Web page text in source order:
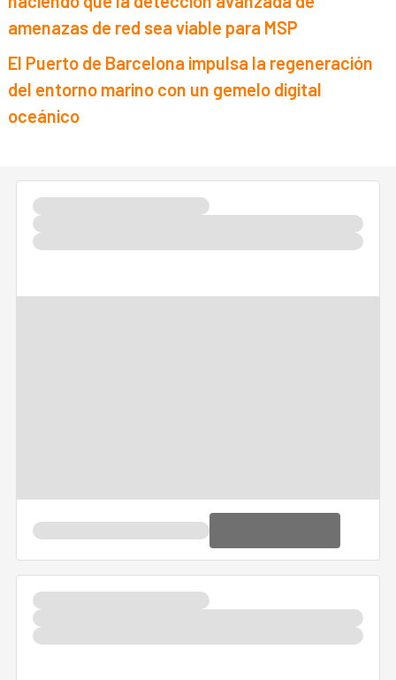
amenazas de red sea viable para MSP
El Puerto de Barcelona impulsa la regeneración
del entorno marino con un gemelo digital
oceánico